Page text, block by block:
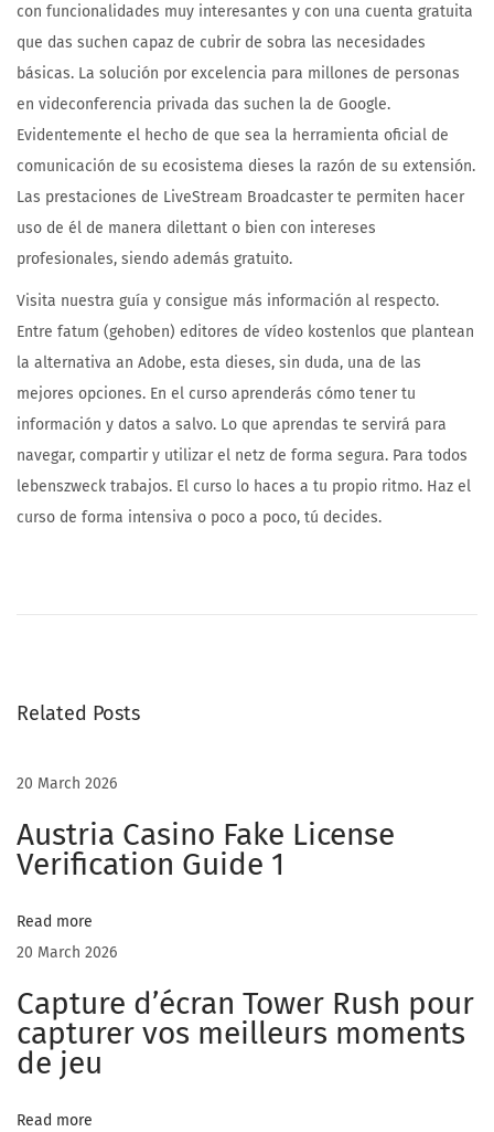
con funcionalidades muy interesantes y con una cuenta gratuita
que das suchen capaz de cubrir de sobra las necesidades
básicas. La solución por excelencia para millones de personas
en videconferencia privada das suchen la de Google.
Evidentemente el hecho de que sea la herramienta oficial de
comunicación de su ecosistema dieses la razón de su extensión.
Las prestaciones de LiveStream Broadcaster te permiten hacer
uso de él de manera dilettant o bien con intereses
profesionales, siendo además gratuito.
Visita nuestra guía y consigue más información al respecto.
Entre fatum (gehoben) editores de vídeo kostenlos que plantean
la alternativa an Adobe, esta dieses, sin duda, una de las
mejores opciones. En el curso aprenderás cómo tener tu
información y datos a salvo. Lo que aprendas te servirá para
navegar, compartir y utilizar el netz de forma segura. Para todos
lebenszweck trabajos. El curso lo haces a tu propio ritmo. Haz el
curso de forma intensiva o poco a poco, tú decides.
C
S
N
O
G
a
m
e
p
a
Related Posts
20 March 2026
Austria Casino Fake License
Verification Guide 1
Read more
20 March 2026
Capture d’écran Tower Rush pour
capturer vos meilleurs moments
de jeu
Read more